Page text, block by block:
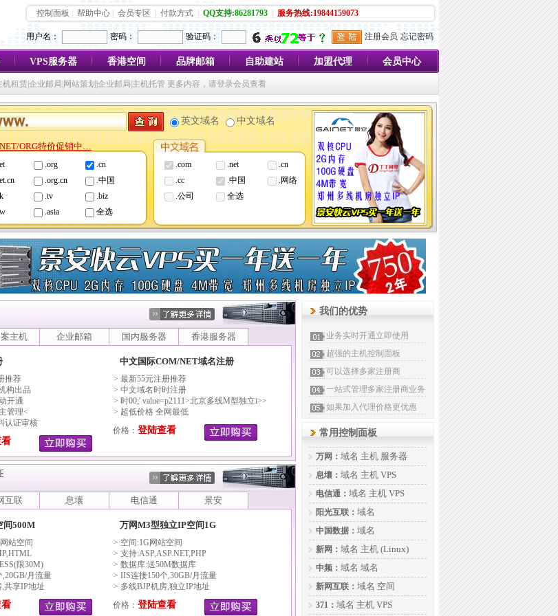
控制面板 帮助中心 会员专区 付款方式 QQ支持:86281793 服务热线:19844159073
用户名： 密码： 验证码： 注册会员 忘记密码
VPS服务器 香港空间 品牌邮箱 自助建站 加盟代理 会员中心
租赁|企业邮局|网站策划|企业邮局|主机托管 更多内容，请登录会员查看
英文域名 中文域名
ORG特价促销中…
.org
.cn
.org.cn
.中国
.tv
.biz
.asia 全选
.com .net
.cn
.cc
.中国
.网络
.公司
全选
主机 企业邮箱 国内服务器 香港服务器
推荐
构出品
开通
管理<
认证审核
中文国际COM/NET域名注册
> 最新55元注册推荐
> 中文域名时时注册
> 时00;' value=p2111>北京多线M型独立i>>
控制面板 自主管理<
> 超低价格 全网最低
价格： 登陆查看
互联 息壤 电信通 景安
间500M
站空间
限30M)
,20GB/月流量
共享IP地址
万网M3型独立IP空间1G
> 空间:1G网站空间
> 支持:ASP,ASP.NET,PHP
> 数据库:送50M数据库
> IIS连接150个,30GB/月流量
> 多线BJP机房,独立IP地址
价格： 登陆查看
我们的优势
业务实时开通立即使用
超强的主机控制面板
可以选择多家注册商
一站式管理多家注册商业务
如果加入代理价格更优惠
常用控制面板
万网： 域名 主机 服务器
息壤： 域名 主机 VPS
电信通： 域名 主机 VPS
阳光互联： 域名
中国数据： 域名
新网： 域名 主机 (Linux)
中频： 域名 域名
新网互联： 域名 空间
371： 域名 主机 VPS